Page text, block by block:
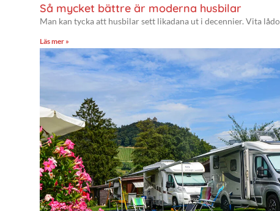
Så mycket bättre är moderna husbilar
Man kan tycka att husbilar sett likadana ut i decennier. Vita
Läs mer »